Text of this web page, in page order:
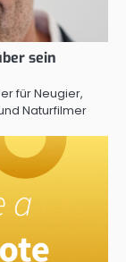
sein
für Neugier,
Naturfilmer